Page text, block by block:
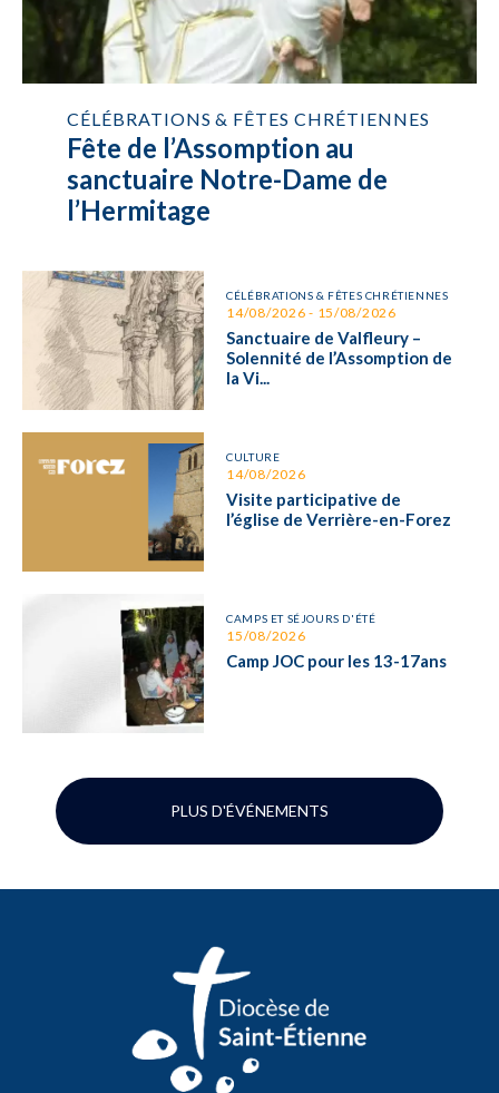
PLUS D'ÉVÉNEMENTS
CÉLÉBRATIONS & FÊTES CHRÉTIENNES
Fête de l’Assomption au
sanctuaire Notre-Dame de
l’Hermitage
CÉLÉBRATIONS & FÊTES CHRÉTIENNES
14/08/2026 - 15/08/2026
Sanctuaire de Valfleury –
Solennité de l’Assomption de
la Vi...
CULTURE
14/08/2026
Visite participative de
l’église de Verrière-en-Forez
CAMPS ET SÉJOURS D'ÉTÉ
15/08/2026
Camp JOC pour les 13-17ans